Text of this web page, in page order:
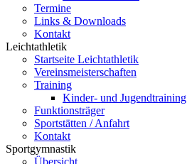
Termine
Links & Downloads
Kontakt
Leichtathletik
Startseite Leichtathletik
Vereinsmeisterschaften
Training
Kinder- und Jugendtraining
Funktionsträger
Sportstätten / Anfahrt
Kontakt
Sportgymnastik
Übersicht